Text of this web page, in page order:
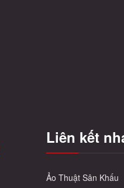
Liên kết
Ảo Thuật Sân Khấu